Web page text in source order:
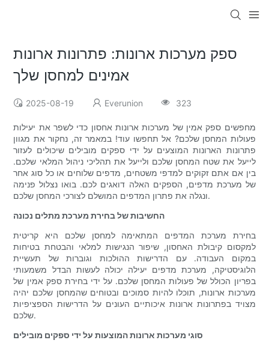
ספק מערכות ארונות: פתרונות ארונות
אמינים למחסן שלך
2025-08-19 Everunion 323
מחפשים ספק אמין של מערכות ארונות אחסון כדי לשפר את יעילות
פעולות המחסן שלכם? אל תחפשו עוד! במאמר זה, נחקור את מגוון
פתרונות הארונות המוצעים על ידי ספקים מובילים שיכולים לעזור
לייעל את שטח המחסן שלכם ולייעל את תהליכי ניהול המלאי שלכם.
בין אם אתם זקוקים למדפי משטחים, מדפים שלוחים או כל סוג אחר
של מערכת מדפים, הספקים האלה דואגים לכם. בואו נצלול פנימה
ונגלה את פתרון המדפים המושלם לצורכי המחסן שלכם.
החשיבות של בחירת מערכת מתלים נכונה
בחירת מערכת המדפים המתאימה למחסן שלכם היא קריטית
למקסום קיבולת האחסון, שיפור הנגישות למלאי והבטחת בטיחות
במקום העבודה. עם הדרישות ההולכות וגוברות של תעשיית
הלוגיסטיקה, מערכת מדפים יעילה יכולה לעשות הבדל משמעותי
בפריון הכולל של פעולות המחסן שלכם. על ידי בחירת ספק אמין של
מערכות ארונות, תוכלו להיות סמוכים ובטוחים שהמחסן שלכם יהיה
מצויד בפתרונות ארונות איכותיים העונים על הדרישות הספציפיות
שלכם.
סוגי מערכות ארונות המוצעות על ידי ספקים מובילים